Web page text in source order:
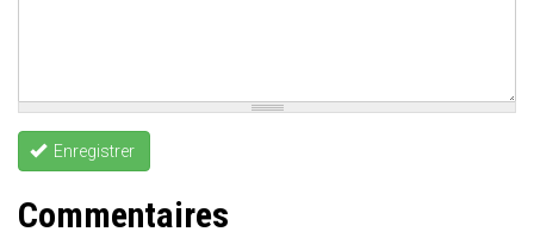
Enregistrer
Commentaires